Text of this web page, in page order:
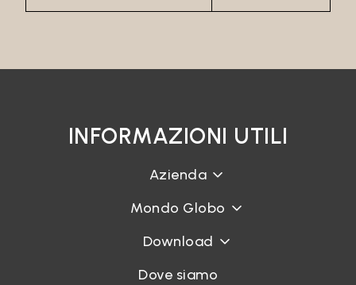
INFORMAZIONI UTILI
Azienda
Mondo Globo
Download
Dove siamo